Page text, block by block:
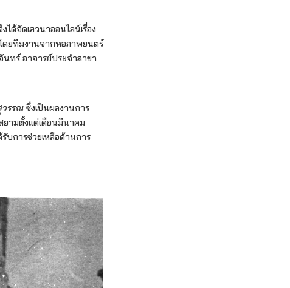
ได้จัดเสวนาออนไลน์เรื่อง
ดยทีมงานจากหอภาพยนตร์
นทร์ อาจารย์ประจำสาขา
วรรณ ซึ่งเป็นผลงานการ
ยามตั้งแต่เดือนมีนาคม
การช่วยเหลือด้านการ